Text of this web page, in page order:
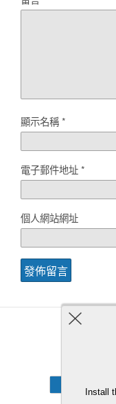
顯示名稱*
電子郵件地址*
個人網站網址
Install